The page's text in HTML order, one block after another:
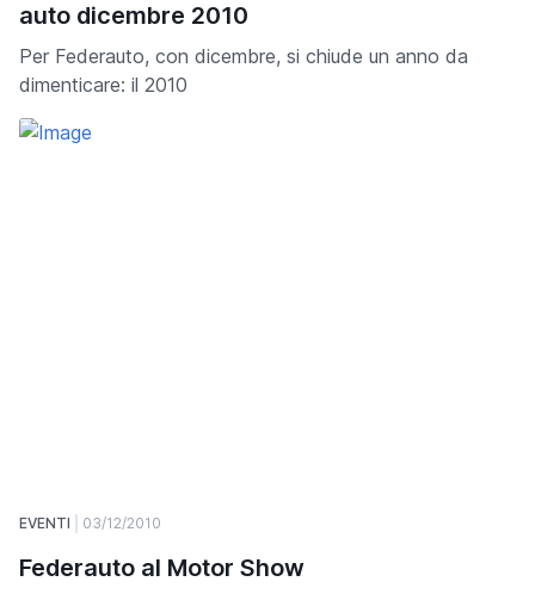
auto dicembre 2010
Per Federauto, con dicembre, si chiude un anno da
dimenticare: il 2010
EVENTI 03/12/2010
Federauto al Motor Show